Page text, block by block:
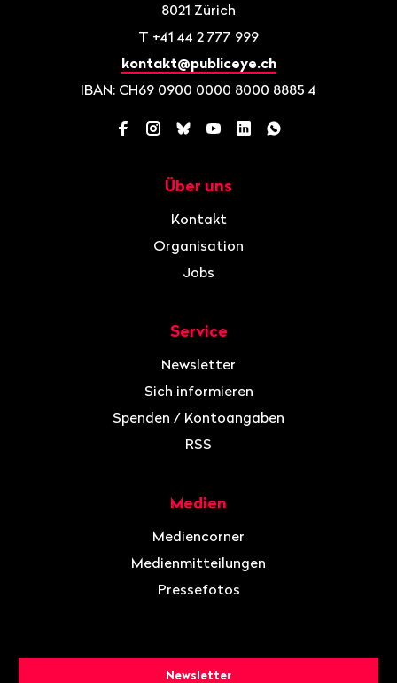
8021 Zürich
T +41 44 2 777 999
kontakt@publiceye.ch
IBAN: CH69 0900 0000 8000 8885 4
Facebook
Instagram
BlueskyYouTube
LinkedInWhatsApp
Über uns
Kontakt
Organisation
Jobs
Service
Newsletter
Sich informieren
Spenden / Kontoangaben
RSS
Medien
Mediencorner
Medienmitteilungen
Pressefotos
Newsletter